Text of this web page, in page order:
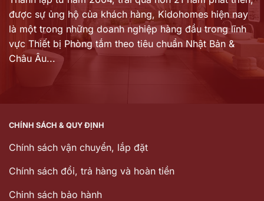
được sự ủng hộ của khách hàng, Kidohomes hiện nay
là một trong những doanh nghiệp hàng đầu trong lĩnh
vực Thiết bị Phòng tắm theo tiêu chuẩn Nhật Bản &
Châu Âu...
CHÍNH SÁCH & QUY ĐỊNH
Chính sách vận chuyển, lắp đặt
Chính sách đổi, trả hàng và hoàn tiền
Chinh sách bảo hành